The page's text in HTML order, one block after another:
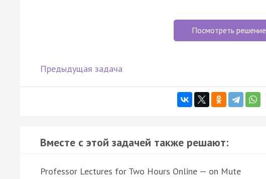
Посмотреть решение
Предыдущая задача
Вместе с этой задачей также решают:
Professor Lectures for Two Hours Online — on Mute